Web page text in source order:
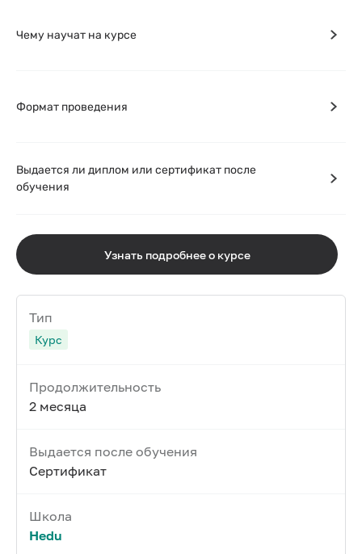
Чему научат на курсе
Формат проведения
Выдается ли диплом или сертификат после
обучения
Узнать подробнее о курсе
Тип
Курс
Продолжительность
2 месяца
Выдается после обучения
Сертификат
Школа
Hedu